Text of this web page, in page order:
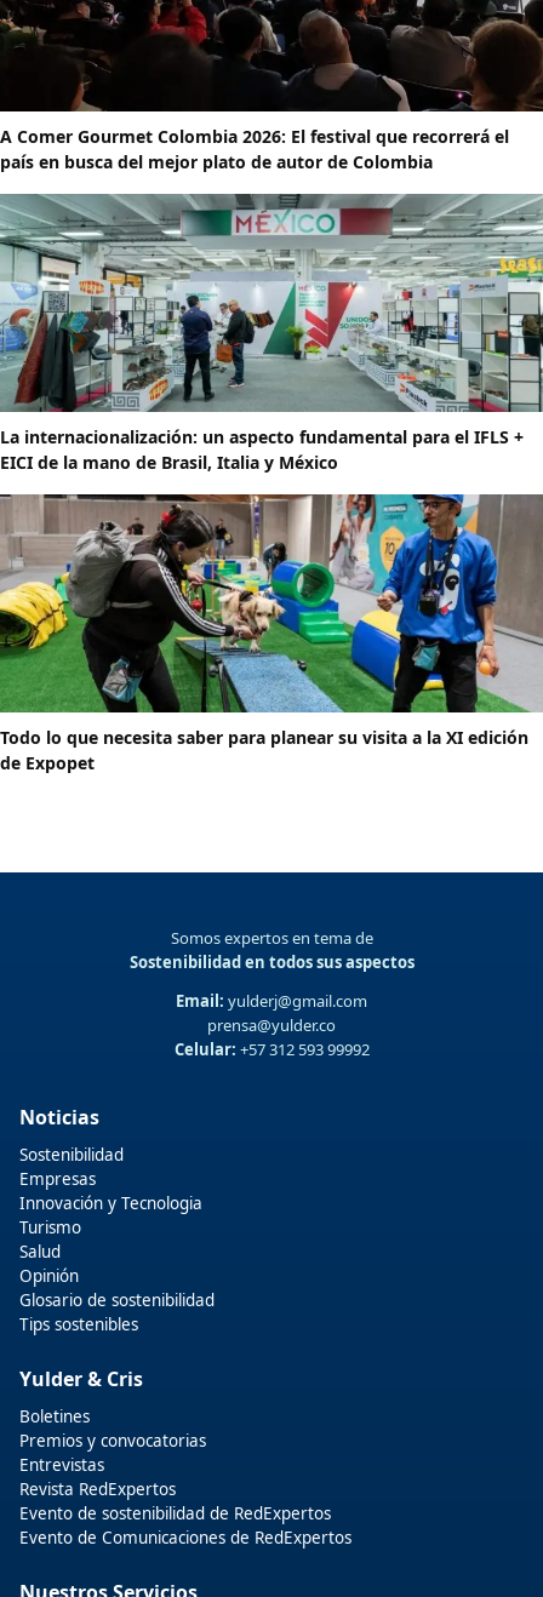
A Comer Gourmet Colombia 2026: El festival que recorrerá el
país en busca del mejor plato de autor de Colombia
La internacionalización: un aspecto fundamental para el IFLS +
EICI de la mano de Brasil, Italia y México
Todo lo que necesita saber para planear su visita a la XI edición
de Expopet
Somos expertos en tema de
Sostenibilidad en todos sus aspectos
Email: yulderj@gmail.com
prensa@yulder.co
Celular: +57 312 593 99992
Noticias
Sostenibilidad
Empresas
Innovación y Tecnologia
Turismo
Salud
Opinión
Glosario de sostenibilidad
Tips sostenibles
Yulder & Cris
Boletines
Premios y convocatorias
Entrevistas
Revista RedExpertos
Evento de sostenibilidad de RedExpertos
Evento de Comunicaciones de RedExpertos